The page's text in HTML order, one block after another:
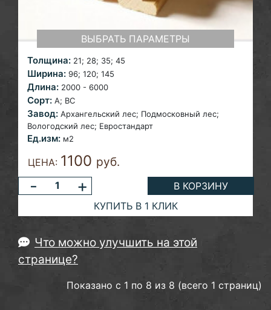
ВЫБРАТЬ ПАРАМЕТРЫ
Толщина: 21; 28; 35; 45
Ширина: 96; 120; 145
Длина: 2000 - 6000
Сорт: A; ВС
Завод: Архангельский лес; Подмосковный лес;
Вологодский лес; Евростандарт
Ед.изм: м2
ЦЕНА: 1100 руб.
- +
В КОРЗИНУ
КУПИТЬ В 1 КЛИК
Что можно улучшить на этой
странице?
Показано с 1 по 8 из 8 (всего 1 страниц)